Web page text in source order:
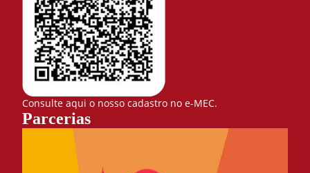
Consulte aqui o nosso cadastro no e-MEC.
Parcerias